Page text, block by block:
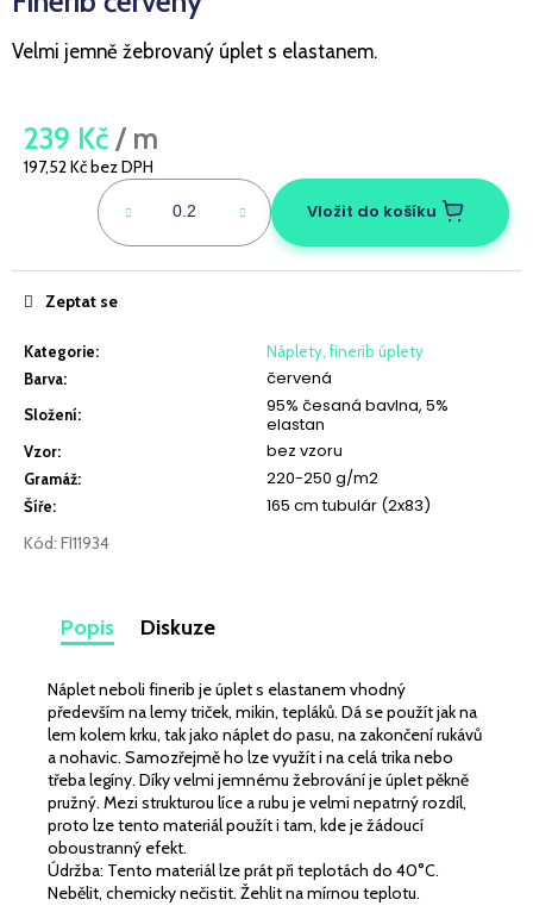
Velmi jemně žebrovaný úplet s elastanem.
239 Kč / m
197,52 Kč bez DPH
Vložit do košíku
Kategorie:
Náplety, finerib úplety
Barva: červená
Složení:
95% česaná bavlna, 5%
elastan
Vzor: bez vzoru
Gramáž: 220-250 g/m2
Šíře: 165 cm tubulár (2x83)
Kód: FI11934
Zeptat se
Popis Diskuze
Náplet neboli finerib je úplet s elastanem vhodný
především na lemy triček, mikin, tepláků. Dá se použít jak na
lem kolem krku, tak jako náplet do pasu, na zakončení rukávů
a nohavic. Samozřejmě ho lze využít i na celá trika nebo
třeba legíny. Díky velmi jemnému žebrování je úplet pěkně
pružný. Mezi strukturou líce a rubu je velmi nepatrný rozdíl,
proto lze tento materiál použít i tam, kde je žádoucí
oboustranný efekt.
Údržba: Tento materiál lze prát při teplotách do 40°C.
Nebělit, chemicky nečistit. Žehlit na mírnou teplotu.
j
t
?
HLEDAT
D
o
o
r
u
č
TEPLÁKOVINA
ELASTICKÁ
3D
EFEKT
MINT
SVĚTLÝ
345
Kč